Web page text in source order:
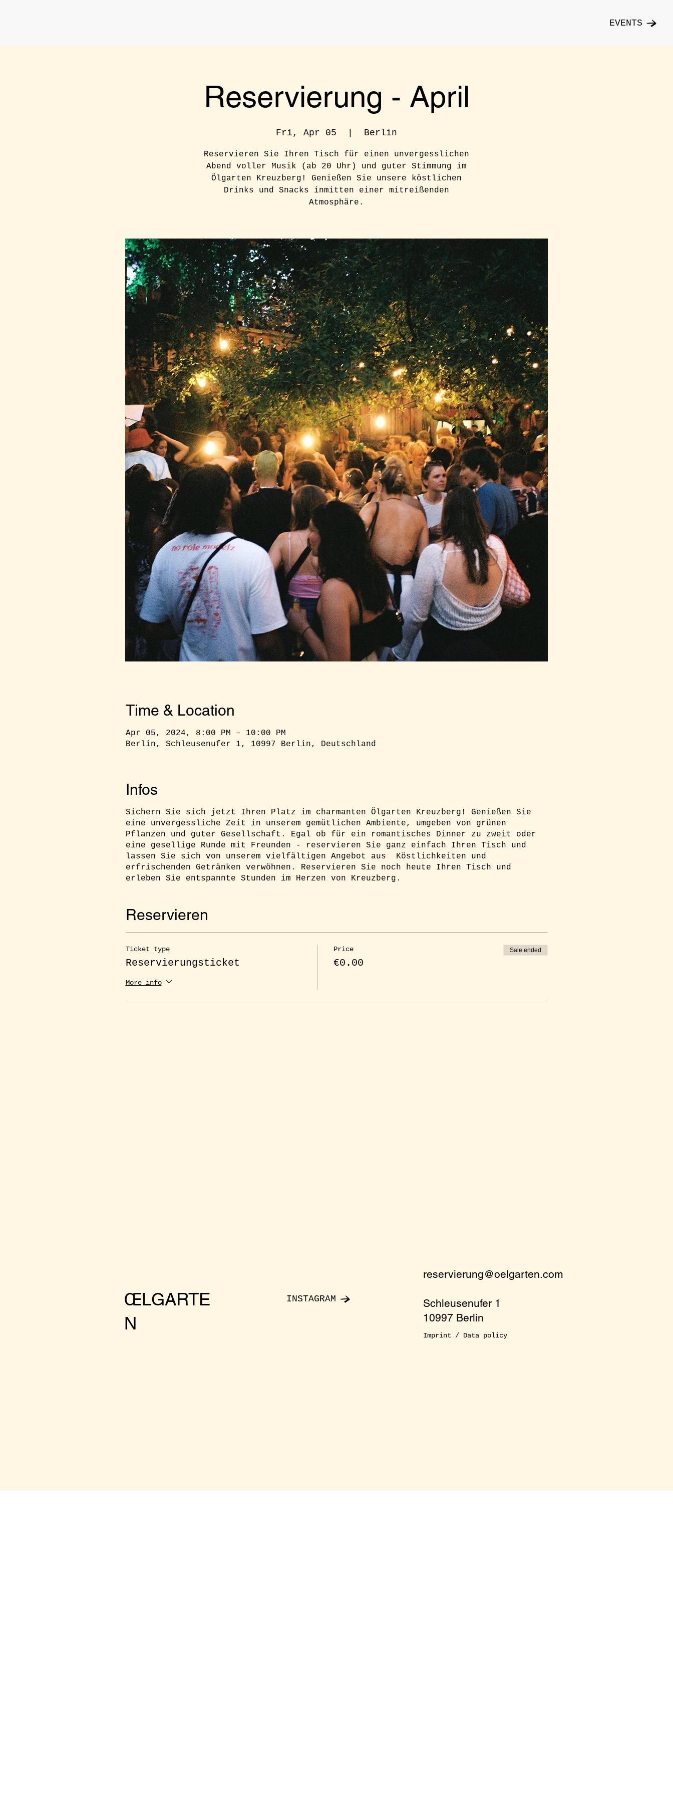
EVENTS
Reservierung - April
Fri, Apr 05 Berlin
Reservieren Sie Ihren Tisch für einen unvergesslichen
Abend voller Musik (ab 20 Uhr) und guter Stimmung im
Ölgarten Kreuzberg! Genießen Sie unsere köstlichen
Drinks und Snacks inmitten einer mitreißenden
Atmosphäre.
Time & Location
Apr 05, 2024, 8:00 PM – 10:00 PM
Berlin, Schleusenufer 1, 10997 Berlin, Deutschland
Infos
Sichern Sie sich jetzt Ihren Platz im charmanten Ölgarten Kreuzberg! Genießen Sie
eine unvergessliche Zeit in unserem gemütlichen Ambiente, umgeben von grünen
Pflanzen und guter Gesellschaft. Egal ob für ein romantisches Dinner zu zweit oder
eine gesellige Runde mit Freunden - reservieren Sie ganz einfach Ihren Tisch und
lassen Sie sich von unserem vielfältigen Angebot aus Köstlichkeiten und
erfrischenden Getränken verwöhnen. Reservieren Sie noch heute Ihren Tisch und
erleben Sie entspannte Stunden im Herzen von Kreuzberg.
Reservieren
Ticket type
Reservierungsticket
More info
Price
€0.00
Sale ended
ŒLGARTE
N
INSTAGRAM
reservierung@oelgarten.com
Schleusenufer 1
10997 Berlin
Imprint / Data policy